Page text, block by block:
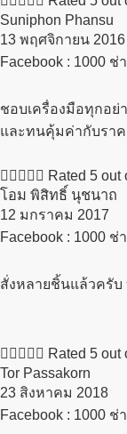
Suniphon Phansu
13 พฤศจิกายน 2016​
Facebook : 1000 ช่
ชอบเครื่องมือทุกอย่
และทนคุ้มค่ากับรา
     Rated 5 out
โอม พิสิทธิ์ นุชนาถ
12 มกราคม 2017​
Facebook : 1000 ช่
สั่งหลายชิ้นแล้วครับ
     Rated 5 out
Tor Passakorn
23 สิงหาคม 2018​
Facebook : 1000 ช่